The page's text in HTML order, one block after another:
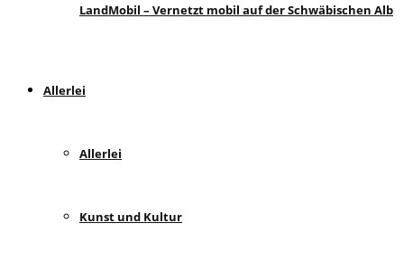
LandMobil – Vernetzt mobil auf der Schwäbischen Alb
Allerlei
Allerlei
Kunst und Kultur